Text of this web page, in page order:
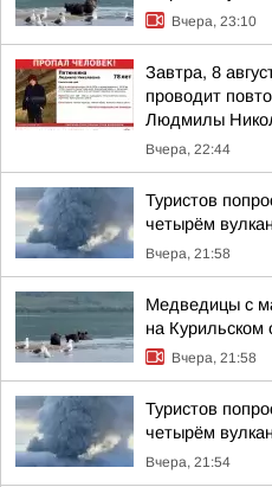
Вчера, 23:10
Завтра, 8
проводит
Людмилы
Вчера, 22:44
Туристов
четырём
Вчера, 21:58
Медведицы с
на Курильском
Вчера, 21:58
Туристов
четырём
Вчера, 21:54